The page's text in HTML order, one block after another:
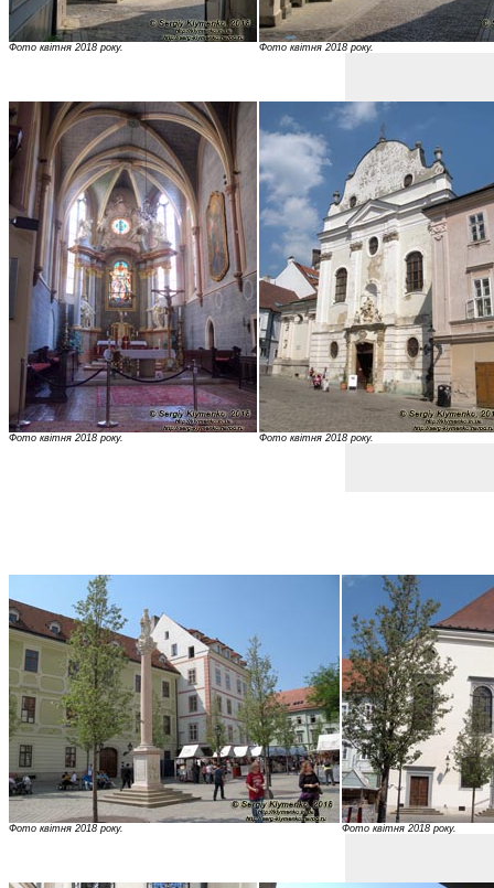
Фото квітня 2018 року. Фото квітня 2018 року.
Фото квітня 2018 року. Фото квітня 2018 року.
Фото квітня 2018 року. Фото квітня 2018 року.